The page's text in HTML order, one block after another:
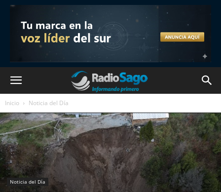
Inicio Noticia del Día
Noticia del Día